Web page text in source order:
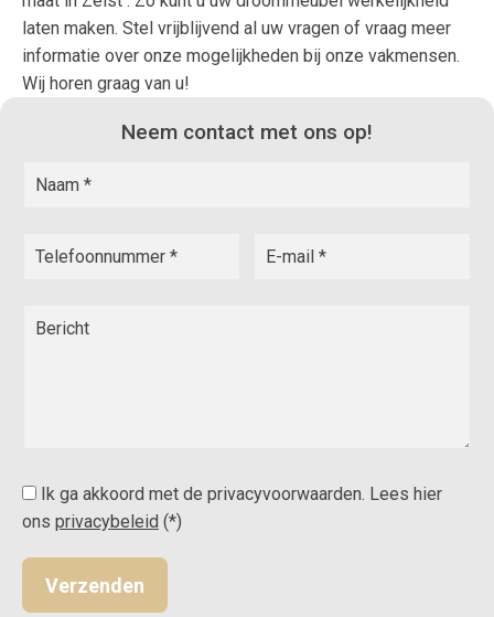
laten maken. Stel vrijblijvend al uw vragen of vraag meer
informatie over onze mogelijkheden bij onze vakmensen.
Wij horen graag van u!
Neem contact met ons op!
Ik ga akkoord met de privacyvoorwaarden. Lees hier
ons privacybeleid (*)